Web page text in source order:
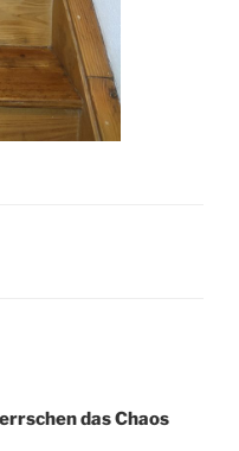
das Chaos